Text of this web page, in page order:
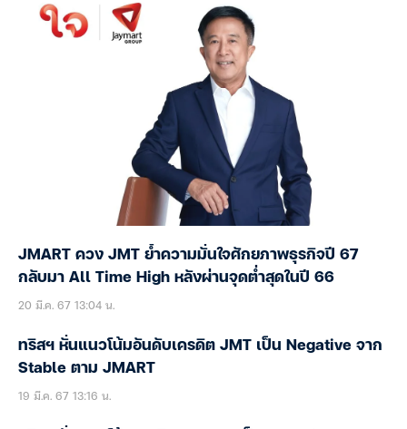
JMART ควง JMT ย้ำความมั่นใจศักยภาพธุรกิจปี 67
กลับมา All Time High หลังผ่านจุดต่ำสุดในปี 66
20 มี.ค. 67 13:04 น.
ทริสฯ หั่นแนวโน้มอันดับเครดิต JMT เป็น Negative จาก
Stable ตาม JMART
19 มี.ค. 67 13:16 น.